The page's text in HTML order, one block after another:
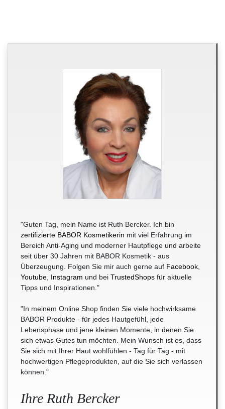
"Guten Tag, mein Name ist Ruth Bercker. Ich bin
zertifizierte BABOR Kosmetikerin mit viel Erfahrung im
Bereich Anti-Aging und moderner Hautpflege und arbeite
seit über 30 Jahren mit BABOR Kosmetik - aus
Überzeugung. Folgen Sie mir auch gerne auf Facebook
Youtube Instagram und bei TrustedShops für aktuelle
Tipps und Inspirationen."
"In meinem Online Shop finden Sie viele hochwirksame
BABOR Produkte - für jedes Hautgefühl, jede
Lebensphase und jene kleinen Momente, in denen Sie
sich etwas Gutes tun möchten. Mein Wunsch ist es, dass
Sie sich mit Ihrer Haut wohlfühlen - Tag für Tag - mit
hochwertigen Pflegeprodukten, auf die Sie sich verlassen
können."
Ihre Ruth Bercker